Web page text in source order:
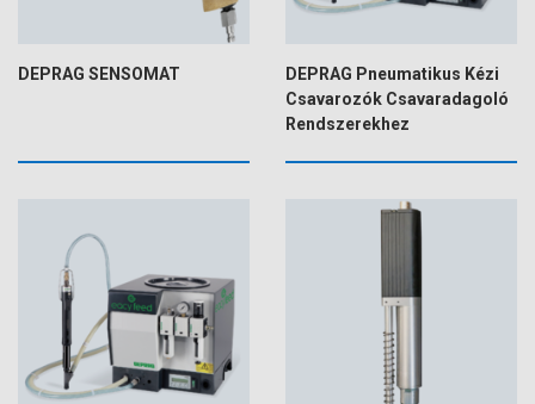
DEPRAG SENSOMAT
DEPRAG Pneumatikus Kézi
Csavarozók Csavaradagoló
Rendszerekhez